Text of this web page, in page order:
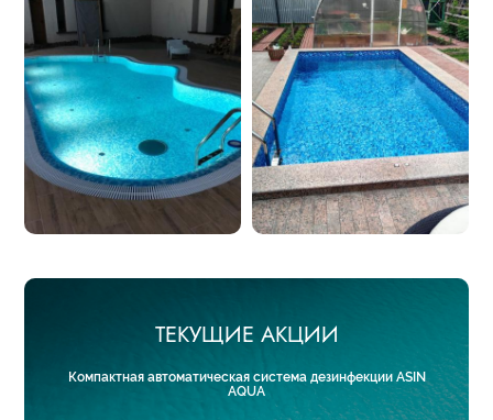
ТЕКУЩИЕ АКЦИИ
Компактная автоматическая система дезинфекции ASIN
AQUA